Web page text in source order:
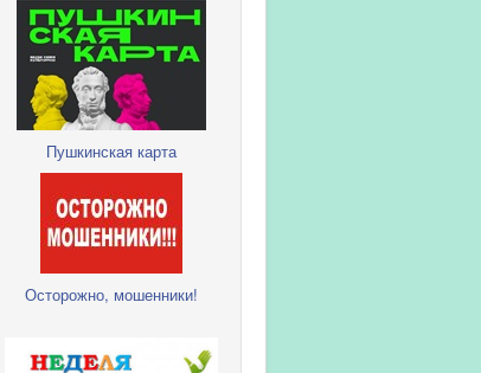
Пушкинская карта
Осторожно, мошенники!